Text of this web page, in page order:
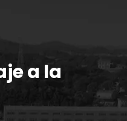
a la